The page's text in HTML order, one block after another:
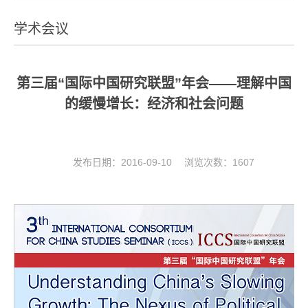
学术会议
第三届“国际中国研究联盟”年会——理解中国
的缓慢增长：经济和社会问题
发布日期：2016-09-10 浏览次数： 1607